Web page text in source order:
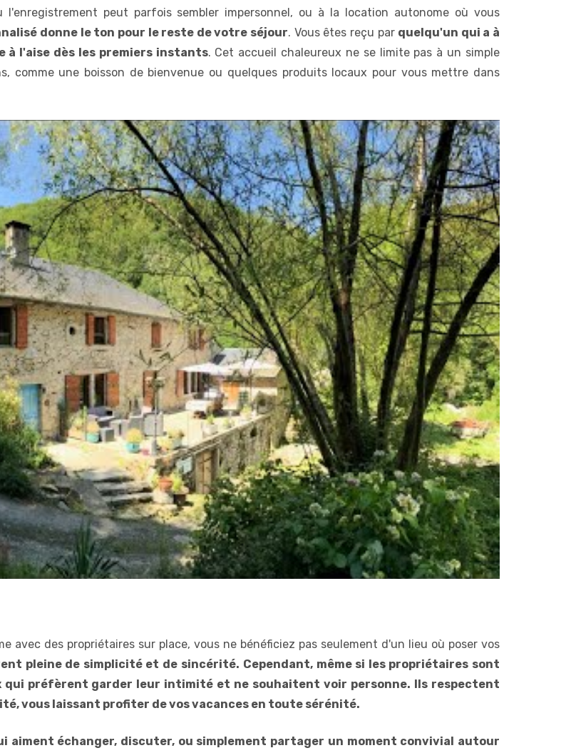
peut parfois sembler impersonnel, ou à la location autonome où vous
donne le ton pour le reste de votre séjour. Vous êtes reçu par quelqu'un qui a à
l'aise dès les premiers instants. Cet accueil chaleureux ne se limite pas à un simple
comme une boisson de bienvenue ou quelques produits locaux pour vous mettre dans
avec des propriétaires sur place, vous ne bénéficiez pas seulement d'un lieu où poser vos
pleine de simplicité et de sincérité. Cependant, même si les propriétaires sont
préfèrent garder leur intimité et ne souhaitent voir personne. Ils respectent
vous laissant profiter de vos vacances en toute sérénité.
aiment échanger, discuter, ou simplement partager un moment convivial autour